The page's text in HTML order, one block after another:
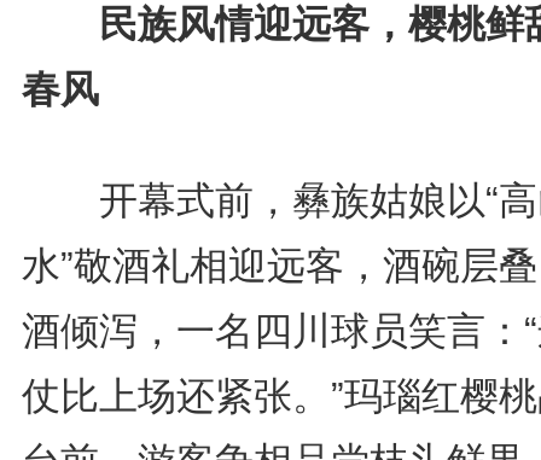
民族风情迎远客，樱桃鲜
春风
开幕式前，彝族姑娘以“高
水”敬酒礼相迎远客，酒碗层
酒倾泻，一名四川球员笑言：
仗比上场还紧张。”玛瑙红樱